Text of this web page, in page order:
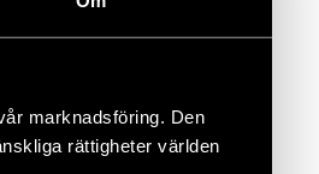
marknadsföring. Den
rättigheter världen
alla